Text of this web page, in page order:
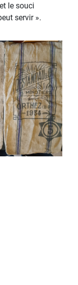
le souci
servir ».